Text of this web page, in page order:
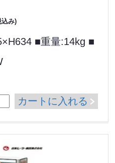
込み)
■重量:14kg ■
カートに入れる